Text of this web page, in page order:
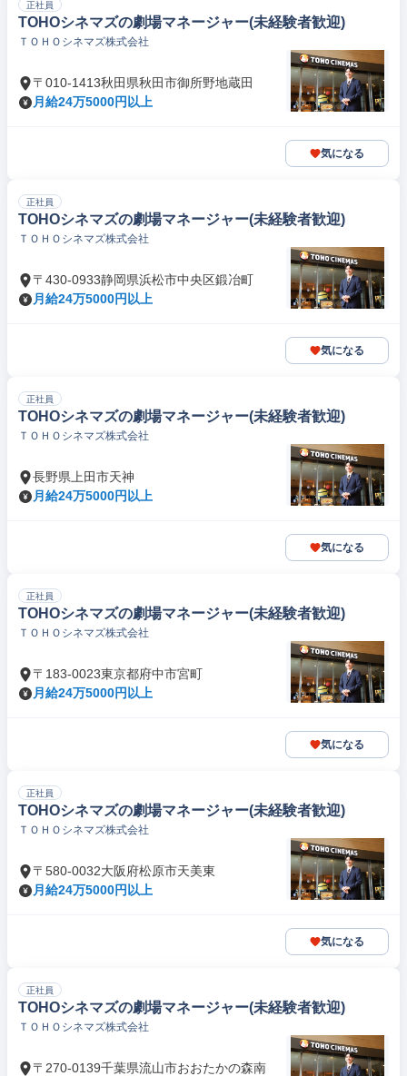
正社員
TOHOシネマズの劇場マネージャー(未経験者歓迎)
ＴＯＨＯシネマズ株式会社
〒010-1413秋田県秋田市御所野地蔵田
月給24万5000円以上
気になる
正社員
TOHOシネマズの劇場マネージャー(未経験者歓迎)
ＴＯＨＯシネマズ株式会社
〒430-0933静岡県浜松市中央区鍛冶町
月給24万5000円以上
気になる
正社員
TOHOシネマズの劇場マネージャー(未経験者歓迎)
ＴＯＨＯシネマズ株式会社
長野県上田市天神
月給24万5000円以上
気になる
正社員
TOHOシネマズの劇場マネージャー(未経験者歓迎)
ＴＯＨＯシネマズ株式会社
〒183-0023東京都府中市宮町
月給24万5000円以上
気になる
正社員
TOHOシネマズの劇場マネージャー(未経験者歓迎)
ＴＯＨＯシネマズ株式会社
〒580-0032大阪府松原市天美東
月給24万5000円以上
気になる
正社員
TOHOシネマズの劇場マネージャー(未経験者歓迎)
ＴＯＨＯシネマズ株式会社
〒270-0139千葉県流山市おおたかの森南